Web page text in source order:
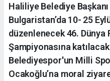
Haliliye Belediye
Bulgaristan’da 10- 25
düzenlenecek 46. Dünya
Şampiyonasına
Belediyespor'un Milli
Ocakoğlu’na moral